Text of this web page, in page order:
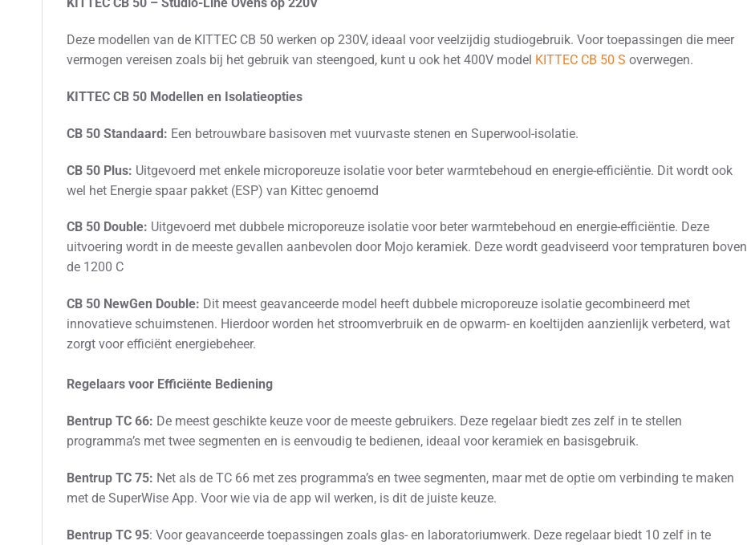
KITTEC CB 50 – Studio-Line Ovens op 220V
Deze modellen van de KITTEC CB 50 werken op 230V, ideaal voor veelzijdig studiogebruik. Voor toepassingen die meer
vermogen vereisen zoals bij het gebruik van steengoed, kunt u ook het 400V model KITTEC CB 50 S overwegen.
KITTEC CB 50 Modellen en Isolatieopties
CB 50 Standaard: Een betrouwbare basisoven met vuurvaste stenen en Superwool-isolatie.
CB 50 Plus: Uitgevoerd met enkele microporeuze isolatie voor beter warmtebehoud en energie-efficiëntie. Dit wordt ook
wel het Energie spaar pakket (ESP) van Kittec genoemd
CB 50 Double: Uitgevoerd met dubbele microporeuze isolatie voor beter warmtebehoud en energie-efficiëntie. Deze
uitvoering wordt in de meeste gevallen aanbevolen door Mojo keramiek. Deze wordt geadviseerd voor tempraturen boven
de 1200 C
CB 50 NewGen Double: Dit meest geavanceerde model heeft dubbele microporeuze isolatie gecombineerd met
innovatieve schuimstenen. Hierdoor worden het stroomverbruik en de opwarm- en koeltijden aanzienlijk verbeterd, wat
zorgt voor efficiënt energiebeheer.
Regelaars voor Efficiënte Bediening
Bentrup TC 66: De meest geschikte keuze voor de meeste gebruikers. Deze regelaar biedt zes zelf in te stellen
programma’s met twee segmenten en is eenvoudig te bedienen, ideaal voor keramiek en basisgebruik.
Bentrup TC 75: Net als de TC 66 met zes programma’s en twee segmenten, maar met de optie om verbinding te maken
met de SuperWise App. Voor wie via de app wil werken, is dit de juiste keuze.
Bentrup TC 95: Voor geavanceerde toepassingen zoals glas- en laboratoriumwerk. Deze regelaar biedt 10 zelf in te